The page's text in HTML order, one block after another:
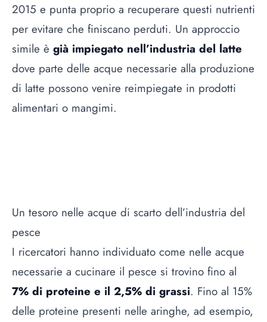
2015 e punta proprio a recuperare questi nutrienti
per evitare che finiscano perduti. Un approccio
simile è già impiegato nell’industria del latte
dove parte delle acque necessarie alla produzione
di latte possono venire reimpiegate in prodotti
alimentari o mangimi.
Un tesoro nelle acque di scarto dell’industria del
pesce
I ricercatori hanno individuato come nelle acque
necessarie a cucinare il pesce si trovino fino al
7% di proteine e il 2,5% di grassi. Fino al 15%
delle proteine presenti nelle aringhe, ad esempio,